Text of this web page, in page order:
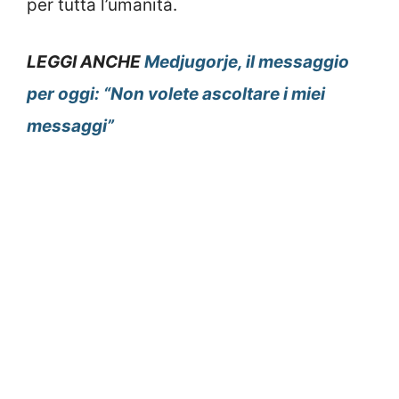
per tutta l’umanità.
LEGGI ANCHEMedjugorje, il messaggio
per oggi: “Non volete ascoltare i miei
messaggi”